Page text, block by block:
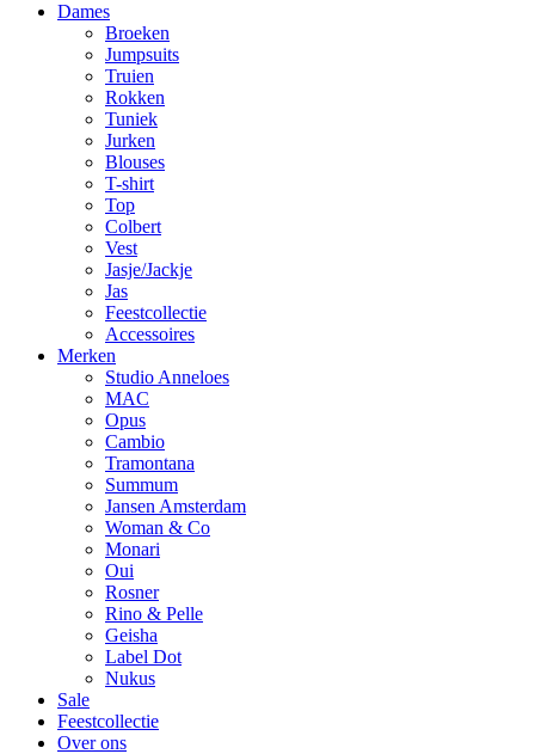
Dames
Broeken
Jumpsuits
Truien
Rokken
Tuniek
Jurken
Blouses
T-shirt
Top
Colbert
Vest
Jasje/Jackje
Jas
Feestcollectie
Accessoires
Merken
Studio Anneloes
MAC
Opus
Cambio
Tramontana
Summum
Jansen Amsterdam
Woman & Co
Monari
Oui
Rosner
Rino & Pelle
Geisha
Label Dot
Nukus
Sale
Feestcollectie
Over ons